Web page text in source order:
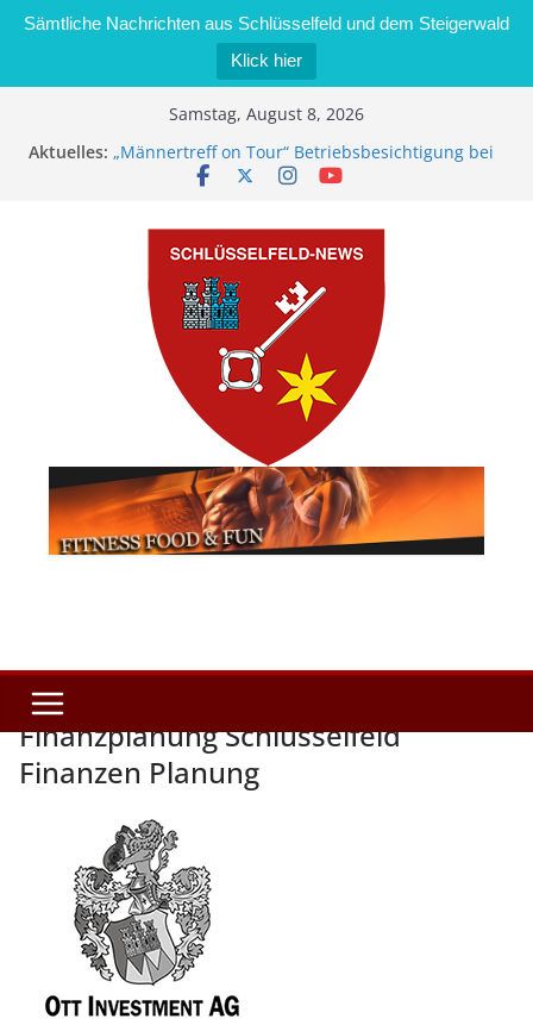
Sämtliche Nachrichten aus Schlüsselfeld und dem Steigerwald
Klick hier
Samstag, August 8, 2026
Aktuelles: „Männertreff on Tour“ Betriebsbesichtigung bei
der Schreinerei Zimmermann GmbH
Brand in Sägewerk in Bernroth schnell unter
Kontrolle
Stadt Schlüsselfeld bietet Online-Anmeldung für
Kindergartenplätze an
Dieseldiebstahl im Wert von 600 Euro
Finanzplanung Schlüsselfeld
Finanzen Planung